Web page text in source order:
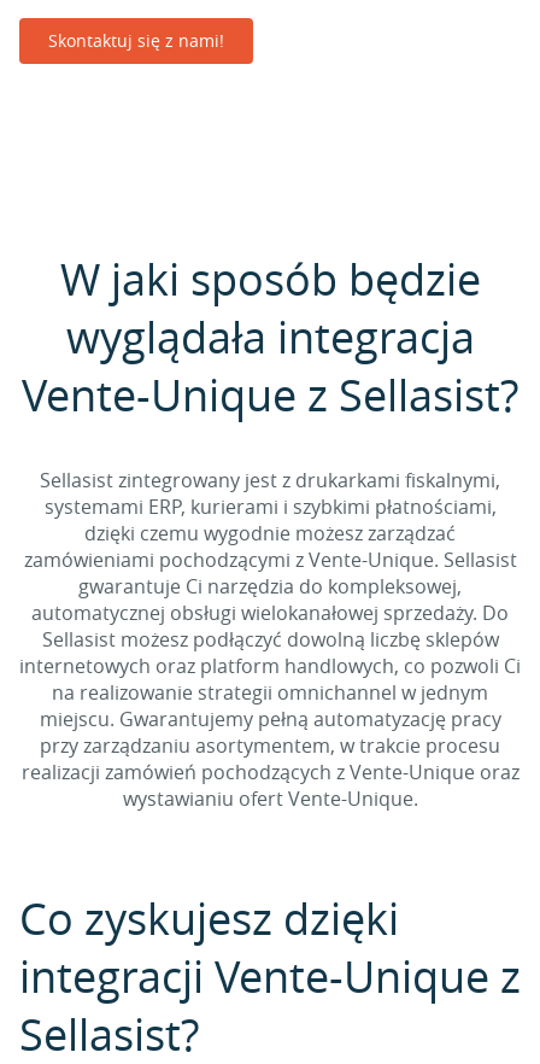
Skontaktuj się z nami!
W jaki sposób będzie
wyglądała integracja
Vente-Unique z Sellasist?
Sellasist zintegrowany jest z drukarkami fiskalnymi,
systemami ERP, kurierami i szybkimi płatnościami,
dzięki czemu wygodnie możesz zarządzać
zamówieniami pochodzącymi z Vente-Unique. Sellasist
gwarantuje Ci narzędzia do kompleksowej,
automatycznej obsługi wielokanałowej sprzedaży. Do
Sellasist możesz podłączyć dowolną liczbę sklepów
internetowych oraz platform handlowych, co pozwoli Ci
na realizowanie strategii omnichannel w jednym
miejscu. Gwarantujemy pełną automatyzację pracy
przy zarządzaniu asortymentem, w trakcie procesu
realizacji zamówień pochodzących z Vente-Unique oraz
wystawianiu ofert Vente-Unique.
Co zyskujesz dzięki
integracji Vente-Unique z
Sellasist?